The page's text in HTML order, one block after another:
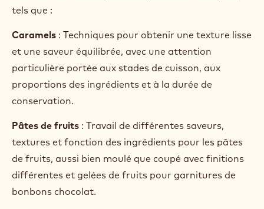
tels que :
Caramels : Techniques pour obtenir une texture lisse
et une saveur équilibrée, avec une attention
particulière portée aux stades de cuisson, aux
proportions des ingrédients et à la durée de
conservation.
Pâtes de fruits : Travail de différentes saveurs,
textures et fonction des ingrédients pour les pâtes
de fruits, aussi bien moulé que coupé avec finitions
différentes et gelées de fruits pour garnitures de
bonbons chocolat.